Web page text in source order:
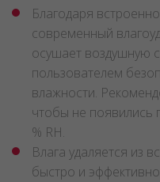
Благодаря
современный
осушает воздушную
пользователем
влажности.
чтобы не появились
% RH.
Влага удаляется из
быстро и